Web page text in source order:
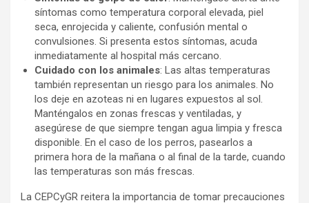
síntomas como temperatura corporal elevada, piel
seca, enrojecida y caliente, confusión mental o
convulsiones. Si presenta estos síntomas, acuda
inmediatamente al hospital más cercano.
Cuidado con los animales: Las altas temperaturas
también representan un riesgo para los animales. No
los deje en azoteas ni en lugares expuestos al sol.
Manténgalos en zonas frescas y ventiladas, y
asegúrese de que siempre tengan agua limpia y fresca
disponible. En el caso de los perros, pasearlos a
primera hora de la mañana o al final de la tarde, cuando
las temperaturas son más frescas.
La CEPCyGR reitera la importancia de tomar precauciones